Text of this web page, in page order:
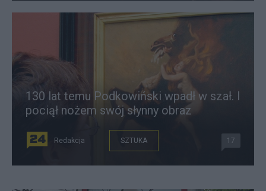
130 lat temu Podkowiński wpadł w szał. I
pociął nożem swój słynny obraz
Redakcja SZTUKA 17